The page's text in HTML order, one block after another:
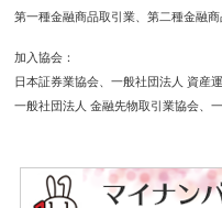
第一種金融商品取引業
第二種金融
加入協会
日本証券業協会
一般社団法人 資産
一般社団法人 金融先物取引業協会